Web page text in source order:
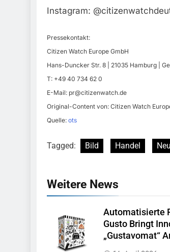
Instagram:
Pressekontakt:
Citizen Watch Europe GmbH
Hans-Duncker Str. 8 | 21035 Hamburg |
T: +49 40 734 62 0
E-Mail: pr@citizenwatch.de
Original-Content von: Citizen Watch
Quelle: ots
Tagged: Bild Handel
Weitere News
Automatisierte
Gusto Bringt
„Gustavomat“